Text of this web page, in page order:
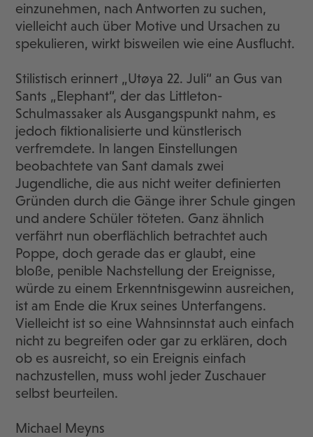
einzunehmen, nach Antworten zu suchen,
vielleicht auch über Motive und Ursachen zu
spekulieren, wirkt bisweilen wie eine Ausflucht.
Stilistisch erinnert „Utøya 22. Juli“ an Gus van
Sants „Elephant“, der das Littleton-
Schulmassaker als Ausgangspunkt nahm, es
jedoch fiktionalisierte und künstlerisch
verfremdete. In langen Einstellungen
beobachtete van Sant damals zwei
Jugendliche, die aus nicht weiter definierten
Gründen durch die Gänge ihrer Schule gingen
und andere Schüler töteten. Ganz ähnlich
verfährt nun oberflächlich betrachtet auch
Poppe, doch gerade das er glaubt, eine
bloße, penible Nachstellung der Ereignisse,
würde zu einem Erkenntnisgewinn ausreichen,
ist am Ende die Krux seines Unterfangens.
Vielleicht ist so eine Wahnsinnstat auch einfach
nicht zu begreifen oder gar zu erklären, doch
ob es ausreicht, so ein Ereignis einfach
nachzustellen, muss wohl jeder Zuschauer
selbst beurteilen.
Michael Meyns